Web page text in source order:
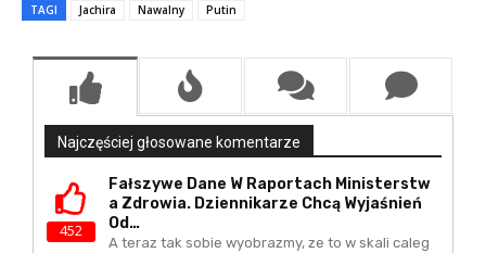
TAGI Jachira Nawalny Putin
Najczęściej głosowane komentarze
452
Fałszywe Dane W Raportach Ministerstw
A Zdrowia. Dziennikarze Chcą Wyjaśnień
Od…
A teraz tak sobie wyobrazmy, ze to w skali caleg